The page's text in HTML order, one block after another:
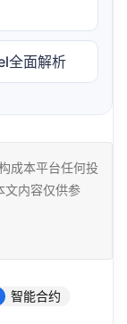
全面解析
成本平台任何投
文内容仅供参
智能合约